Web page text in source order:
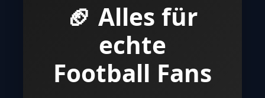
🏈 Alles für
echte
Football Fans